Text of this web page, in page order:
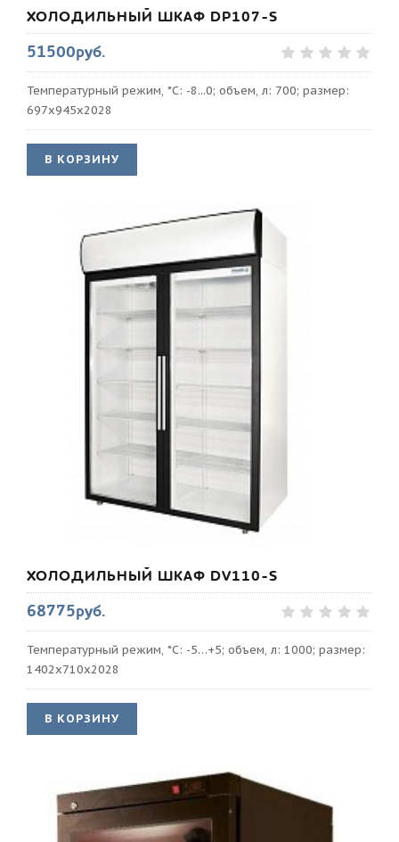
ХОЛОДИЛЬНЫЙ ШКАФ DP107-S
51500руб.
Температурный режим, *С: -8...0; объем, л: 700; размер:
697х945х2028
В КОРЗИНУ
ХОЛОДИЛЬНЫЙ ШКАФ DV110-S
68775руб.
Температурный режим, *С: -5…+5; объем, л: 1000; размер:
1402х710х2028
В КОРЗИНУ